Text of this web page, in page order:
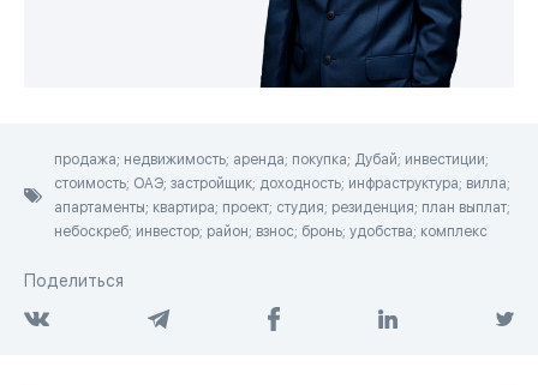
продажа; недвижимость; аренда; покупка; Дубай; инвестиции;
стоимость; ОАЭ; застройщик; доходность; инфраструктура; вилла;
апартаменты; квартира; проект; студия; резиденция; план выплат;
небоскреб; инвестор; район; взнос; бронь; удобства; комплекс
Поделиться